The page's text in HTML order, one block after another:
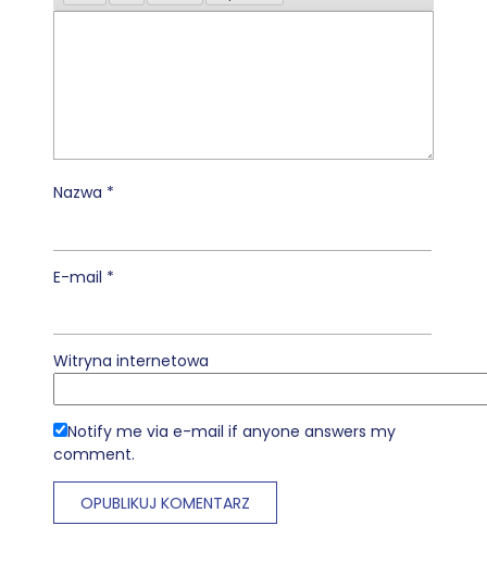
Nazwa *
E-mail *
Witryna internetowa
Notify me via e-mail if anyone answers my
comment.